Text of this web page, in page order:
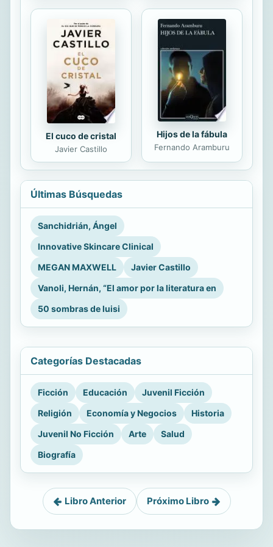
El cuco de cristal
Javier Castillo
Hijos de la fábula
Fernando Aramburu
Últimas Búsquedas
Sanchidrián, Ángel
Innovative Skincare Clinical
MEGAN MAXWELL
Javier Castillo
Vanoli, Hernán, “El amor por la literatura en
50 sombras de luisi
Categorías Destacadas
Ficción Educación
Juvenil Ficción
Religión
Economía y Negocios
Historia
Juvenil No Ficción
Arte
Salud
Biografía
Libro Anterior Próximo Libro